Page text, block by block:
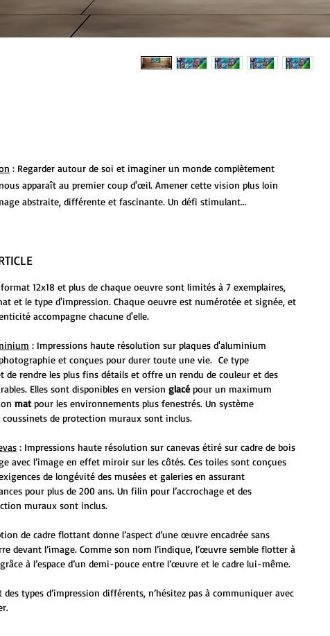
: Regarder autour de soi et imaginer un monde complètement
apparaît au premier coup d'œil. Amener cette vision plus loin
abstraite, différente et fascinante. Un défi stimulant...
12x18 et plus de chaque oeuvre sont limités à 7 exemplaires,
et le type d'impression. Chaque oeuvre est numérotée et signée, et
accompagne chacune d'elle.
: Impressions haute résolution sur plaques d'aluminium
et conçues pour durer toute une vie. Ce type
de rendre les plus fins détails et offre un rendu de couleur et des
Elles sont disponibles en version glacépour un maximum
mat pour les environnements plus fenestrés. Un système
coussinets de protection muraux sont inclus.
: Impressions haute résolution sur canevas étiré sur cadre de bois
avec l’image en effet miroir sur les côtés. Ces toiles sont conçues
de longévité des musées et galeries en assurant
pour plus de 200 ans. Un filin pour l’accrochage et des
muraux sont inclus.
de cadre flottant donne l’aspect d’une œuvre encadrée sans
devant l’image. Comme son nom l’indique, l’œuvre semble flotter à
à l’espace d’un demi-pouce entre l’œuvre et le cadre lui-même.
types d’impression différents, n’hésitez pas à communiquer avec